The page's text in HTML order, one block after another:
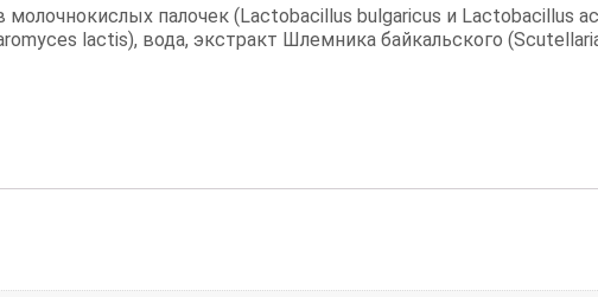
палочек (Lactobacillus bulgaricus и Lactobacillus
lactis), вода, экстракт Шлемника байкальского